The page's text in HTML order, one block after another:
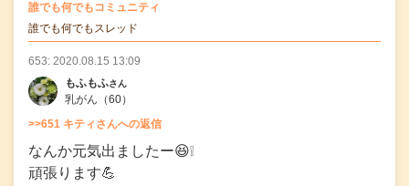
誰でも何でもコミュニティ
誰でも何でもスレッド
653: 2020.08.15 13:09
もふもふさん
乳がん （60）
>>651 キティさんへの返信
なんか元気出ましたー😆❕
頑張ります💪